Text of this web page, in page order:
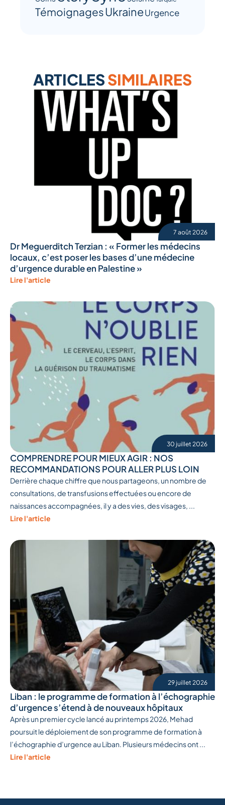
TémoignagesUkraineUrgence
ARTICLESSIMILAIRES
7 août 2026
Dr Meguerditch Terzian : « Former les médecins
locaux, c’est poser les bases d’une médecine
d’urgence durable en Palestine »
Lire l'article
30 juillet 2026
COMPRENDRE POUR MIEUX AGIR : NOS
RECOMMANDATIONS POUR ALLER PLUS LOIN
Derrière chaque chiffre que nous partageons, un nombre de
consultations, de transfusions effectuées ou encore de
naissances accompagnées, il y a des vies, des visages, ...
Lire l'article
29 juillet 2026
Liban : le programme de formation à l’échographie
d’urgence s’étend à de nouveaux hôpitaux
Après un premier cycle lancé au printemps 2026, Mehad
poursuit le déploiement de son programme de formation à
l’échographie d’urgence au Liban. Plusieurs médecins ont ...
Lire l'article